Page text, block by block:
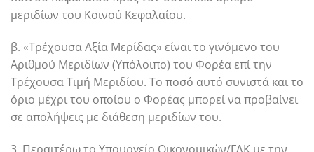
μεριδίων του Κοινού Κεφαλαίου.
β. «Τρέχουσα Αξία Μερίδας» είναι το γινόμενο του
Αριθμού Μεριδίων (Υπόλοιπο) του Φορέα επί την
Τρέχουσα Τιμή Μεριδίου. Το ποσό αυτό συνιστά και το
όριο μέχρι του οποίου ο Φορέας μπορεί να προβαίνει
σε απολήψεις με διάθεση μεριδίων του.